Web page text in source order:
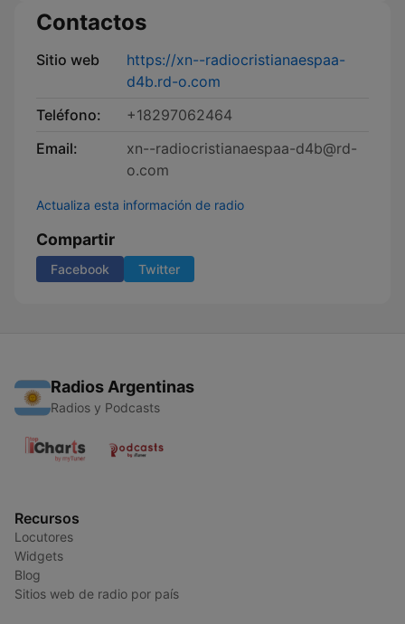
Contactos
Sitio web
https://xn--radiocristianaespaa-
d4b.rd-o.com
Teléfono:
+18297062464
Email:
xn--radiocristianaespaa-d4b@rd-
o.com
Actualiza esta información de radio
Compartir
Facebook Twitter
Radios Argentinas
Radios y Podcasts
Recursos
Locutores
Widgets
Blog
Sitios web de radio por país